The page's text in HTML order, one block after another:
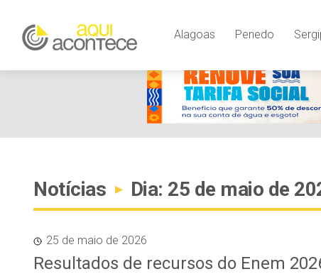
Alagoas Penedo
Notícias ▸ Dia: 25 de maio de
25 de maio de 2026
Resultados de recursos do Enem